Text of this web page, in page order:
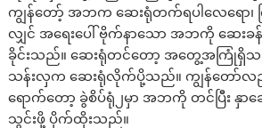
ကျွန်တော့် အဘက ဆေးရုံတက်ရပါလေရော၊
လျှင် အရေးပေါ် ဗိုက်နာသော အဘကို ဆေးခန်
ခိုင်းသည်။ ဆေးရုံတင်တော့ အတွေ့အကြုံရှိ
သန်းလှက ဆေးရုံလိုက်ပို့သည်။ ကျွန်တော်လည်း
ရောက်တော့ ခွဲစိပ်ရုံ၂မှာ အဘကို တင်ပြီး နှာခ
သွင်းဖို့ ပိုက်ထိုးသည်။